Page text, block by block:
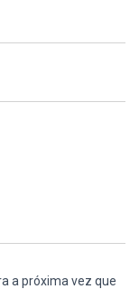
a próxima vez que